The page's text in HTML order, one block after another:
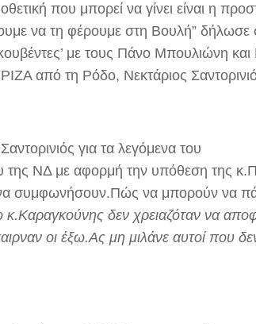
που μπορεί να γίνει είναι η
να τη φέρουμε στη Βουλή” δήλωσε
με τους Πάνο Μπουλιώνη και
από τη Ρόδο, Νεκτάριος
για τα λεγόμενα του
ΝΔ με αφορμή την υπόθεση της
να συμφωνήσουν.Πώς να μπορούν να
κ.Καραγκούνης δεν χρειαζόταν να
οι έξω.Ας μη μιλάνε αυτοί που